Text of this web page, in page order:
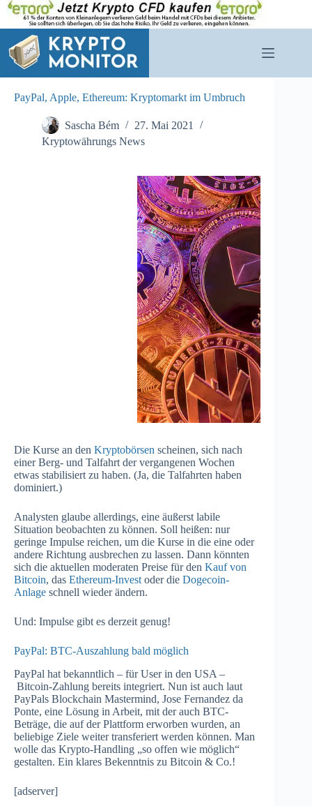
Zum
Inhalt
springen
PayPal, Apple, Ethereum: Kryptomarkt im Umbruch
Sascha Bém
27. Mai 2021
Kryptowährungs News
Die Kurse an den Kryptobörsen scheinen, sich nach
einer Berg- und Talfahrt der vergangenen Wochen
etwas stabilisiert zu haben. (Ja, die Talfahrten haben
dominiert.)
Analysten glaube allerdings, eine äußerst labile
Situation beobachten zu können. Soll heißen: nur
geringe Impulse reichen, um die Kurse in die eine oder
andere Richtung ausbrechen zu lassen. Dann könnten
sich die aktuellen moderaten Preise für den Kauf von
Bitcoin, das Ethereum-Invest oder die Dogecoin-
Anlage schnell wieder ändern.
Und: Impulse gibt es derzeit genug!
PayPal: BTC-Auszahlung bald möglich
PayPal hat bekanntlich – für User in den USA –
Bitcoin-Zahlung bereits integriert. Nun ist auch laut
PayPals Blockchain Mastermind, Jose Fernandez da
Ponte, eine Lösung in Arbeit, mit der auch BTC-
Beträge, die auf der Plattform erworben wurden, an
beliebige Ziele weiter transferiert werden können. Man
wolle das Krypto-Handling „so offen wie möglich“
gestalten. Ein klares Bekenntnis zu Bitcoin & Co.!
[adserver]